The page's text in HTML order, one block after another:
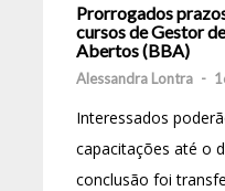
Prorrogados
cursos de Gestor
Abertos (BBA)
Alessandra Lontra -
Interessados
capacitações até o
conclusão foi